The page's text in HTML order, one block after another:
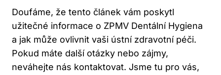
Doufáme, že tento článek vám poskytl
užitečné informace o ZPMV Dentální Hygiena
a jak může ovlivnit vaši ústní zdravotní péči.
Pokud máte další otázky nebo zájmy,
neváhejte nás kontaktovat. Jsme tu pro vás,